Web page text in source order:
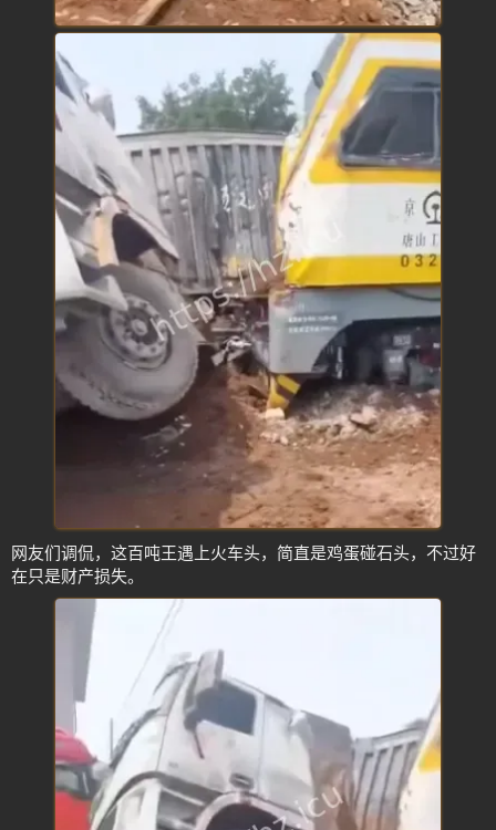
网友们调侃，这百吨王遇上火车头，简直是鸡蛋碰石头，不过好
在只是财产损失。